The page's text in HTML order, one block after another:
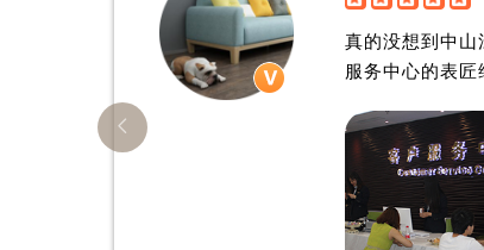
真的没想到中山
服务中心的表
